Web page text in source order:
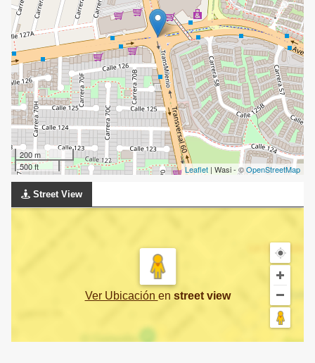
200 m
500 ft
Leaflet | Wasi - ©OpenStreetMap
Street View
Ver Ubicación en street view